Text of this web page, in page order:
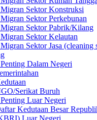
Sektor Konstruksi
Sektor Perkebunan
Sektor Pabrik/Kilang
Sektor Kelautan
Sektor Jasa (cleaning
Dalam Negeri
Serikat Buruh
Luar Negeri
Kedutaan Besar
Luar Negeri